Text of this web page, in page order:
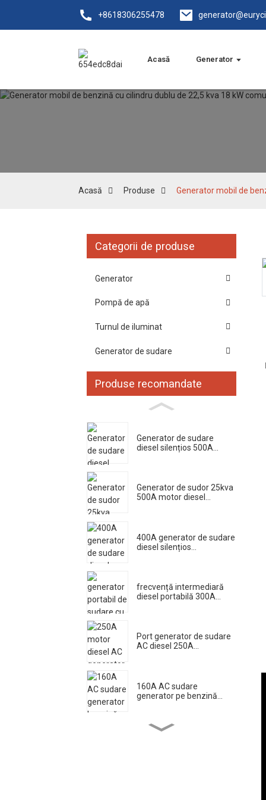
+8618306255478
Acasă Generator
Acasă Produse Generator mobil de
Categorii de produse
Generator
Pompă de apă
Turnul de iluminat
Generator de sudare
Produse recomandate
Generator de sudare
diesel silențios 500A...
Generator de sudor 25kva
500A motor diesel...
400A generator de sudare
diesel silențios...
frecvență intermediară
diesel portabilă 300A...
Port generator de sudare
AC diesel 250A...
160A AC sudare
generator pe benzină...